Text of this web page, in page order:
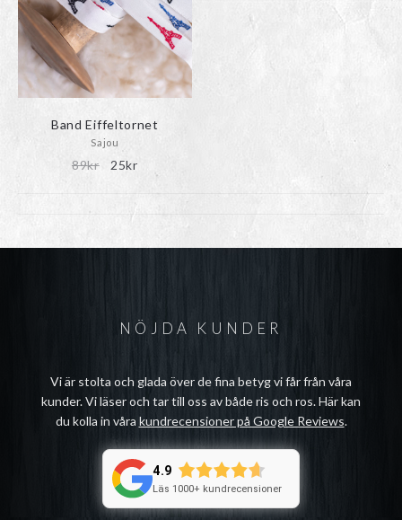
Band Eiffeltornet
Sajou
89kr
Det
priset
25krDet
olika
alternativen
kan
väljas
på
NÖJDA KUNDER
Vi är stolta och glada över de fina betyg vi får från våra
kunder. Vi läser och tar till oss av både ris och ros. Här kan
du kolla in våra kundrecensioner på Google Reviews.
4.9
Läs 1000+ kundrecensioner